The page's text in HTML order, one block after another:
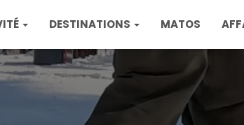
DESTINATIONS MATOS